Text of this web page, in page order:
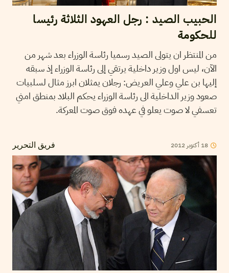
الحبيب الصيد : رجل العهود الثلاثة رئيسا
للحكومة
من المنتظر ان يتولى الصيد رسميا رئاسة الوزراء بعد شهر من
الآن، ليس اول وزير داخلية يرتقي إلى رئاسة الوزراء إذ سبقه
إليها بن علي وعلي العريض: رجلان يمثلان ابرز مثال لسلبيات
صعود وزير الداخلية الى رئاسة الوزراء يحكم البلاد بمنطق امني
تعسفي لا صوت يعلو في عهده فوق صوت المعركة.
فريق التحرير 18 أكتوبر 2012